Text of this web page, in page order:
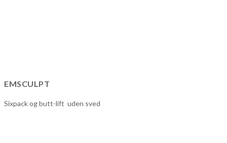
EMSCULPT
Sixpack og butt-lift uden sved